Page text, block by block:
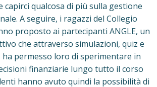
capirci qualcosa di più sulla gestione
A seguire, i ragazzi del Collegio
proposto ai partecipanti ANGLE, un
che attraverso simulazioni, quiz e
permesso loro di sperimentare in
finanziarie lungo tutto il corso
hanno avuto quindi la possibilità di